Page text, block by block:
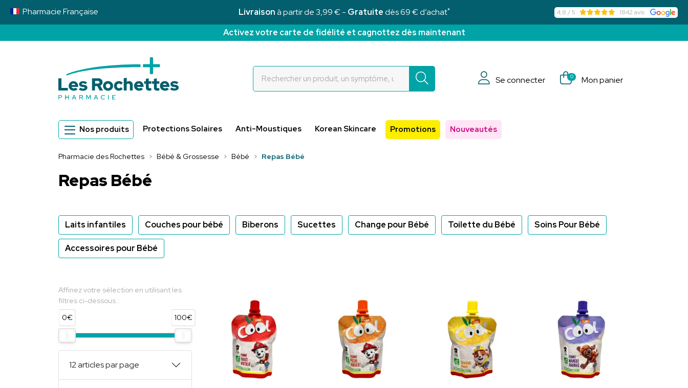
Livraisonà partir de 3,99 € - Gratuitedès 69 € d’achat*
PharmacieFrançaise 4,8 / 5 1842 avis
Activez votre carte de fidélité et cagnottez dès maintenant
Se connecter
0 Mon panier
Nos produits Protections Solaires Anti-Moustiques Korean Skincare Promotions Nouveautés
Pharmacie des Rochettes Bébé & Grossesse Bébé Repas Bébé
Repas Bébé
Laits infantiles Couches pour bébé Biberons Sucettes Change pour Bébé Toilette du Bébé Soins Pour Bébé
Accessoires pour Bébé
Affinez votre sélection en utilisant les
filtres ci-dessous :
0€
100€
12 articles par page